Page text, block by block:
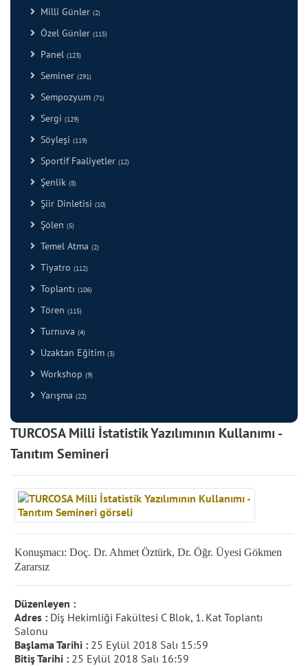
Milli Günler (2)
Özel Günler (115)
Panel (123)
Seminer (291)
Sempozyum (71)
Sergi (129)
Söyleşi (119)
Sportif Faaliyetler (12)
Şenlik (8)
Şiir Dinletisi (10)
Şölen (5)
Temel Atma (2)
Tiyatro (112)
Toplantı (106)
Tören (115)
Turnuva (4)
Uzaktan Eğitim (3)
Workshop (9)
Yarışma (22)
TURCOSA Milli İstatistik Yazılımının Kullanımı -
Tanıtım Semineri
Konuşmacı: Doç. Dr. Ahmet Öztürk, Dr. Öğr. Üyesi Gökmen
Zararsız
Düzenleyen :
Adres : Diş Hekimliği Fakültesi C Blok, 1. Kat Toplantı
Salonu
Başlama Tarihi : 25 Eylül 2018 Salı 15:59
Bitiş Tarihi : 25 Eylül 2018 Salı 16:59